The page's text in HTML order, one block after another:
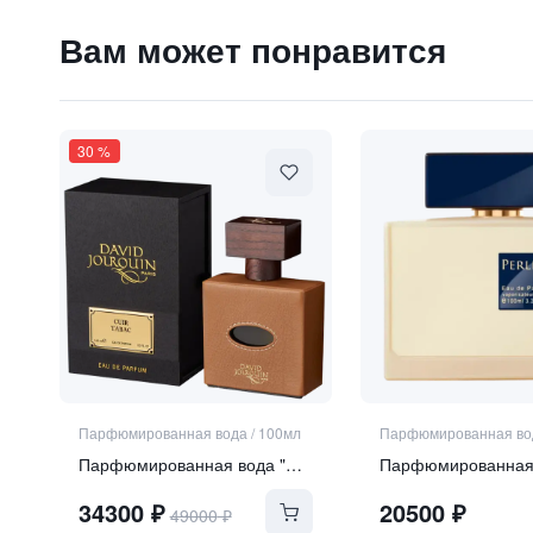
Вам может понравится
30 %
Парфюмированная вода / 100мл
Парфюмированная вода "Cuir Tabac"
34300₽ 49000₽
Парфюмированная
20500 ₽